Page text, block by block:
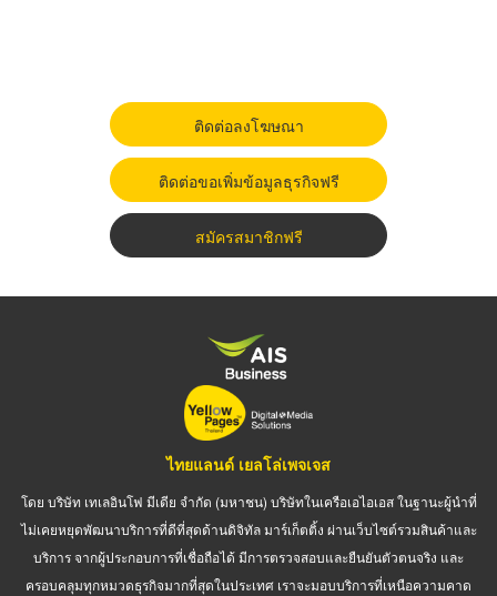
ติดต่อลงโฆษณา
ติดต่อขอเพิ่มข้อมูลธุรกิจฟรี
สมัครสมาชิกฟรี
ไทยแลนด์ เยลโล่เพจเจส
โดย บริษัท เทเลอินโฟ มีเดีย จำกัด (มหาชน) บริษัทในเครือเอไอเอส ในฐานะผู้นำที่
ไม่เคยหยุดพัฒนาบริการที่ดีที่สุดด้านดิจิทัล มาร์เก็ตติ้ง ผ่านเว็บไซต์รวมสินค้าและ
บริการ จากผู้ประกอบการที่เชื่อถือได้ มีการตรวจสอบและยืนยันตัวตนจริง และ
ครอบคลุมทุกหมวดธุรกิจมากที่สุดในประเทศ เราจะมอบบริการที่เหนือความคาด